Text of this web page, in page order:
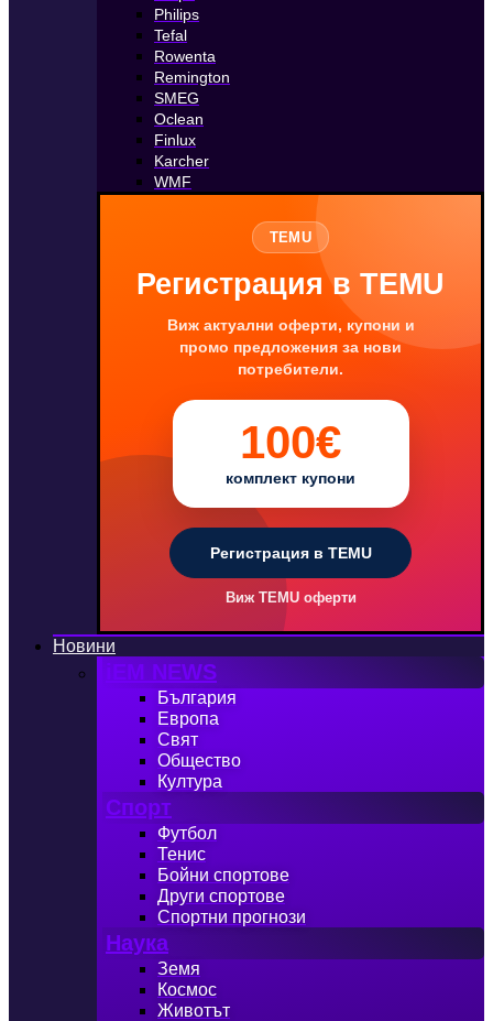
Philips
Tefal
Rowenta
Remington
SMEG
Oclean
Finlux
Karcher
WMF
TEMU
Регистрация в TEMU
Виж актуални оферти, купони и
промо предложения за нови
потребители.
100€
комплект купони
Регистрация в TEMU
Виж TEMU оферти
Новини
iEM NEWS
България
Европа
Свят
Общество
Култура
Спорт
Футбол
Тенис
Бойни спортове
Други спортове
Спортни прогнози
Наука
Земя
Космос
Животът